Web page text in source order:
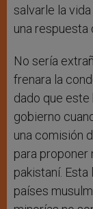
salvarle la
una respuesta
No sería
frenara la
dado que
gobierno
una comisión
para proponer
pakistaní.
países